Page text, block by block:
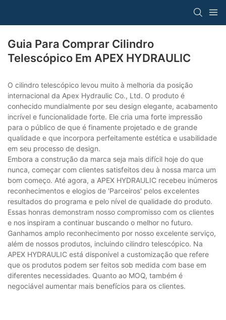
Guia Para Comprar Cilindro
Telescópico Em APEX HYDRAULIC
O cilindro telescópico levou muito à melhoria da posição
internacional da Apex Hydraulic Co., Ltd. O produto é
conhecido mundialmente por seu design elegante, acabamento
incrível e funcionalidade forte. Ele cria uma forte impressão
para o público de que é finamente projetado e de grande
qualidade e que incorpora perfeitamente estética e usabilidade
em seu processo de design.
Embora a construção da marca seja mais difícil hoje do que
nunca, começar com clientes satisfeitos deu à nossa marca um
bom começo. Até agora, a APEX HYDRAULIC recebeu inúmeros
reconhecimentos e elogios de 'Parceiros' pelos excelentes
resultados do programa e pelo nível de qualidade do produto.
Essas honras demonstram nosso compromisso com os clientes
e nos inspiram a continuar buscando o melhor no futuro.
Ganhamos amplo reconhecimento por nosso excelente serviço,
além de nossos produtos, incluindo cilindro telescópico. Na
APEX HYDRAULIC está disponível a customização que refere
que os produtos podem ser feitos sob medida com base em
diferentes necessidades. Quanto ao MOQ, também é
negociável aumentar mais benefícios para os clientes.